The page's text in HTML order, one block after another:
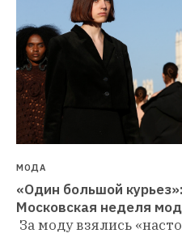
МОДА
«Один большой
За моду взялись